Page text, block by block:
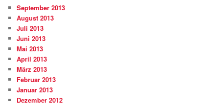
September 2013
August 2013
Juli 2013
Juni 2013
Mai 2013
April 2013
März 2013
Februar 2013
Januar 2013
Dezember 2012